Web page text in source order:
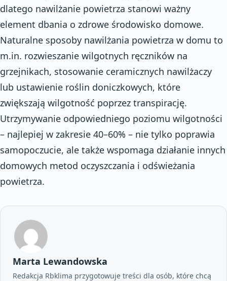
dlatego nawilżanie powietrza stanowi ważny
element dbania o zdrowe środowisko domowe.
Naturalne sposoby nawilżania powietrza w domu to
m.in. rozwieszanie wilgotnych ręczników na
grzejnikach, stosowanie ceramicznych nawilżaczy
lub ustawienie roślin doniczkowych, które
zwiększają wilgotność poprzez transpirację.
Utrzymywanie odpowiedniego poziomu wilgotności
– najlepiej w zakresie 40–60% – nie tylko poprawia
samopoczucie, ale także wspomaga działanie innych
domowych metod oczyszczania i odświeżania
powietrza.
Marta Lewandowska
Redakcja Rbklima przygotowuje treści dla osób, które chcą